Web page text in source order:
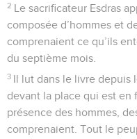
2 Le sacrificateur Esdras
composée d’hommes et
comprenaient ce qu’ils
du septième mois.
3 Il lut dans le livre depuis
devant la place qui est en
présence des hommes,
comprenaient. Tout le